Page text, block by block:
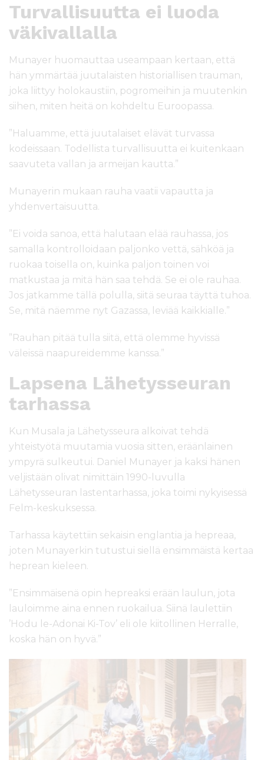
Turvallisuutta ei luoda
väkivallalla
Munayer huomauttaa useampaan kertaan, että
hän ymmärtää juutalaisten historiallisen trauman,
joka liittyy holokaustiin, pogromeihin ja muutenkin
siihen, miten heitä on kohdeltu Euroopassa.
”Haluamme, että juutalaiset elävät turvassa
kodeissaan. Todellista turvallisuutta ei kuitenkaan
saavuteta vallan ja armeijan kautta.”
Munayerin mukaan rauha vaatii vapautta ja
yhdenvertaisuutta.
”Ei voida sanoa, että halutaan elää rauhassa, jos
samalla kontrolloidaan paljonko vettä, sähköä ja
ruokaa toisella on, kuinka paljon toinen voi
matkustaa ja mitä hän saa tehdä. Se ei ole rauhaa.
Jos jatkamme tällä polulla, siitä seuraa täyttä tuhoa.
Se, mitä näemme nyt Gazassa, leviää kaikkialle.”
”Rauhan pitää tulla siitä, että olemme hyvissä
väleissä naapureidemme kanssa.”
Lapsena Lähetysseuran
tarhassa
Kun Musala ja Lähetysseura alkoivat tehdä
yhteistyötä muutamia vuosia sitten, eräänlainen
ympyrä sulkeutui. Daniel Munayer ja kaksi hänen
veljistään olivat nimittäin 1990-luvulla
Lähetysseuran lastentarhassa, joka toimi nykyisessä
Felm-keskuksessa.
Tarhassa käytettiin sekaisin englantia ja hepreaa,
joten Munayerkin tutustui siellä ensimmäistä kertaa
heprean kieleen.
”Ensimmäisenä opin hepreaksi erään laulun, jota
lauloimme aina ennen ruokailua. Siinä laulettiin
’Hodu le-Adonai Ki-Tov’ eli ole kiitollinen Herralle,
koska hän on hyvä.”